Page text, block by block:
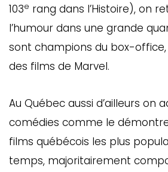
103e rang dans l’Histoire), on
l’humour dans une grande
sont champions du box-
des films de Marvel.
Au Québec aussi d’ailleurs on
comédies comme le
films québécois les plus
temps, majoritairement